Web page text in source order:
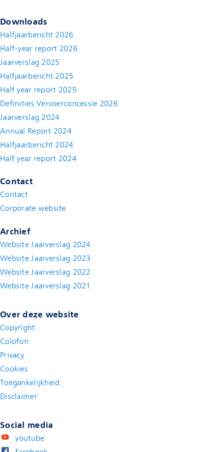
Downloads
Halfjaarbericht 2026
Half-year report 2026
Jaarverslag 2025
Halfjaarbericht 2025
Half year report 2025
Definities Vervoerconcessie 2026
Jaarverslag 2024
Annual Report 2024
Halfjaarbericht 2024
Half year report 2024(new window)
Contact
Contact
Corporate website
Archief
Website Jaarverslag 2024
Website Jaarverslag 2023
Website Jaarverslag 2022
Website Jaarverslag 2021
Over deze website
Copyright
Colofon
Privacy
Cookies
Toegankelijkheid
Disclaimer(new window)
Social media
youtube